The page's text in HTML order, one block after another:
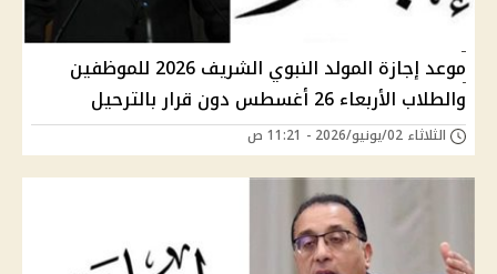
موعد إجازة المولد النبوي الشريف 2026 للموظفين
والطلاب الأربعاء 26 أغسطس دون قرار بالترحيل
الثلاثاء 02/يونيو/2026 - 11:21 ص